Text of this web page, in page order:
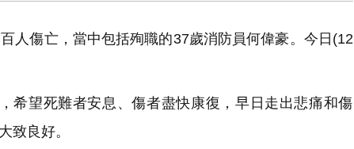
人傷亡，當中包括殉職的37歲消防員何偉豪。今日(12
希望死難者安息、傷者盡快康復，早日走出悲痛和傷
致良好。